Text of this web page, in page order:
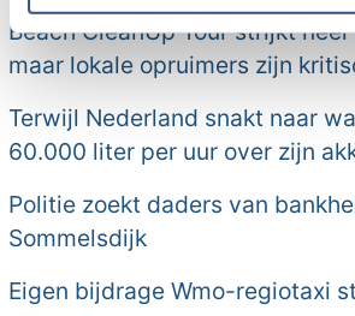
Beach CleanUp Tour strijkt
maar lokale opruimers zijn
Terwijl Nederland snakt naar
60.000 liter per uur over zijn
Politie zoekt daders van
Sommelsdijk
Eigen bijdrage Wmo-regiotaxi